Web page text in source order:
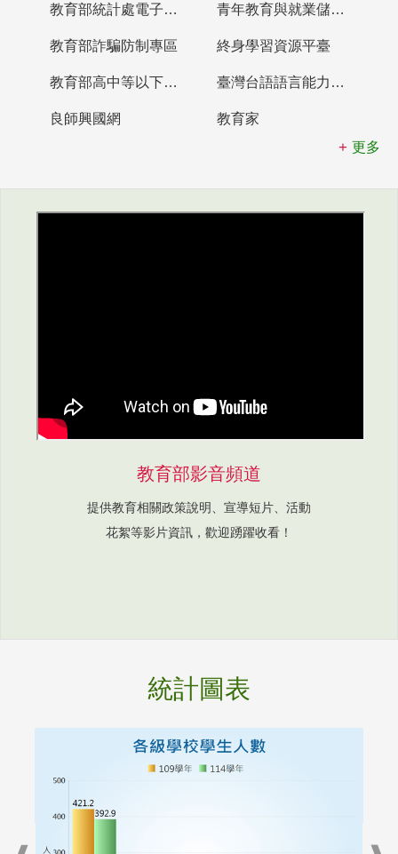
教育部統計處電子書櫃 青年教育與就業儲蓄帳戶
教育部詐騙防制專區 終身學習資源平臺
教育部高中等以下學校及幼兒園教師資格檢定考試 臺灣台語語言能力認證網站
良師興國網
教育家
更多
教育部影音頻道
提供教育相關政策說明、宣導短片、活動
花絮等影片資訊，歡迎踴躍收看！
統計圖表